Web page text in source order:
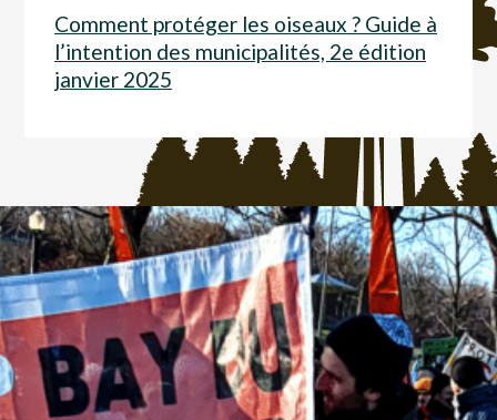
Comment protéger les oiseaux ? Guide à
l’intention des municipalités, 2e édition
janvier 2025